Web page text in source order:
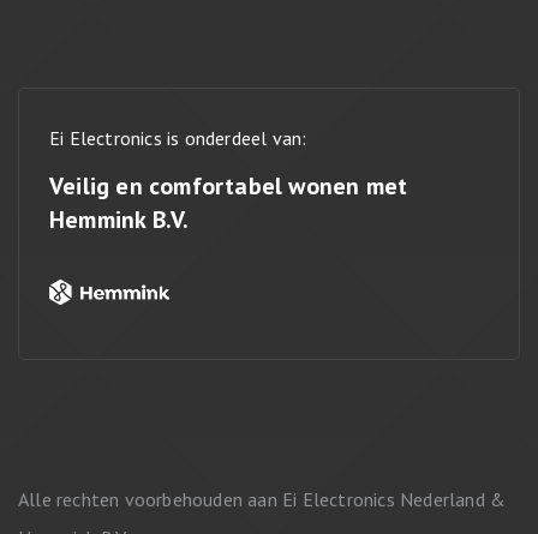
Ei Electronics is onderdeel van:
Veilig en comfortabel wonen met
Hemmink B.V.
Alle rechten voorbehouden aan Ei Electronics Nederland &